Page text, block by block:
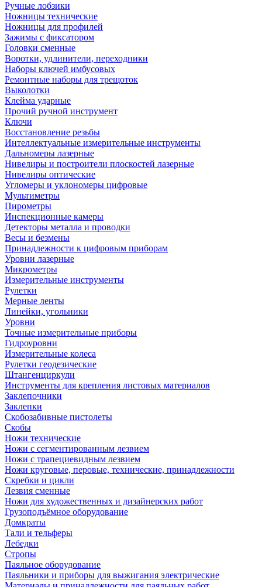
Ручные лобзики
Ножницы технические
Ножницы для профилей
Зажимы с фиксатором
Головки сменные
Воротки, удлинители, переходники
Наборы ключей имбусовых
Ремонтные наборы для трещоток
Выколотки
Клейма ударные
Прочий ручной инструмент
Ключи
Восстановление резьбы
Интеллектуальные измерительные инструменты
Дальномеры лазерные
Нивелиры и построители плоскостей лазерные
Нивелиры оптические
Угломеры и уклономеры цифровые
Мультиметры
Пирометры
Инспекционные камеры
Детекторы металла и проводки
Весы и безмены
Принадлежности к цифровым приборам
Уровни лазерные
Микрометры
Измерительные инструменты
Рулетки
Мерные ленты
Линейки, угольники
Уровни
Точные измерительные приборы
Гидроуровни
Измерительные колеса
Рулетки геодезические
Штангенциркули
Инструменты для крепления листовых материалов
Заклепочники
Заклепки
Скобозабивные пистолеты
Скобы
Ножи технические
Ножи с сегментированным лезвием
Ножи с трапециевидным лезвием
Ножи круговые, перовые, технические, принадлежности
Скребки и цикли
Лезвия сменные
Ножи для художественных и дизайнерских работ
Грузоподъёмное оборудование
Домкраты
Тали и тельферы
Лебедки
Стропы
Паяльное оборудование
Паяльники и приборы для выжигания электрические